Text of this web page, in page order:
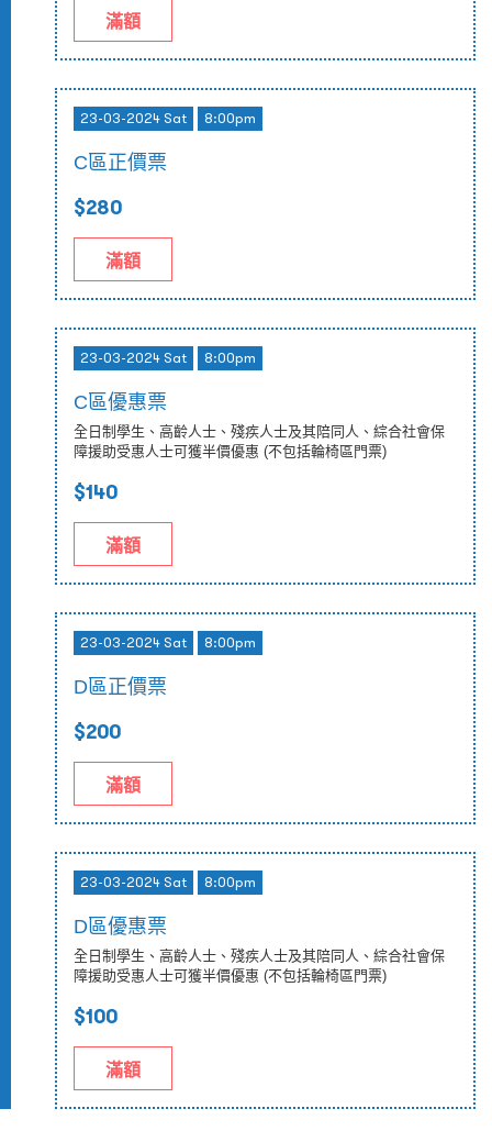
滿額
23-03-2024 Sat 8:00pm
C區正價票
$280
滿額
23-03-2024 Sat 8:00pm
C區優惠票
全日制學生、高齡人士、殘疾人士及其陪同人、綜合社會保
障援助受惠人士可獲半價優惠 (不包括輪椅區門票)
$140
滿額
23-03-2024 Sat 8:00pm
D區正價票
$200
滿額
23-03-2024 Sat 8:00pm
D區優惠票
全日制學生、高齡人士、殘疾人士及其陪同人、綜合社會保
障援助受惠人士可獲半價優惠 (不包括輪椅區門票)
$100
滿額